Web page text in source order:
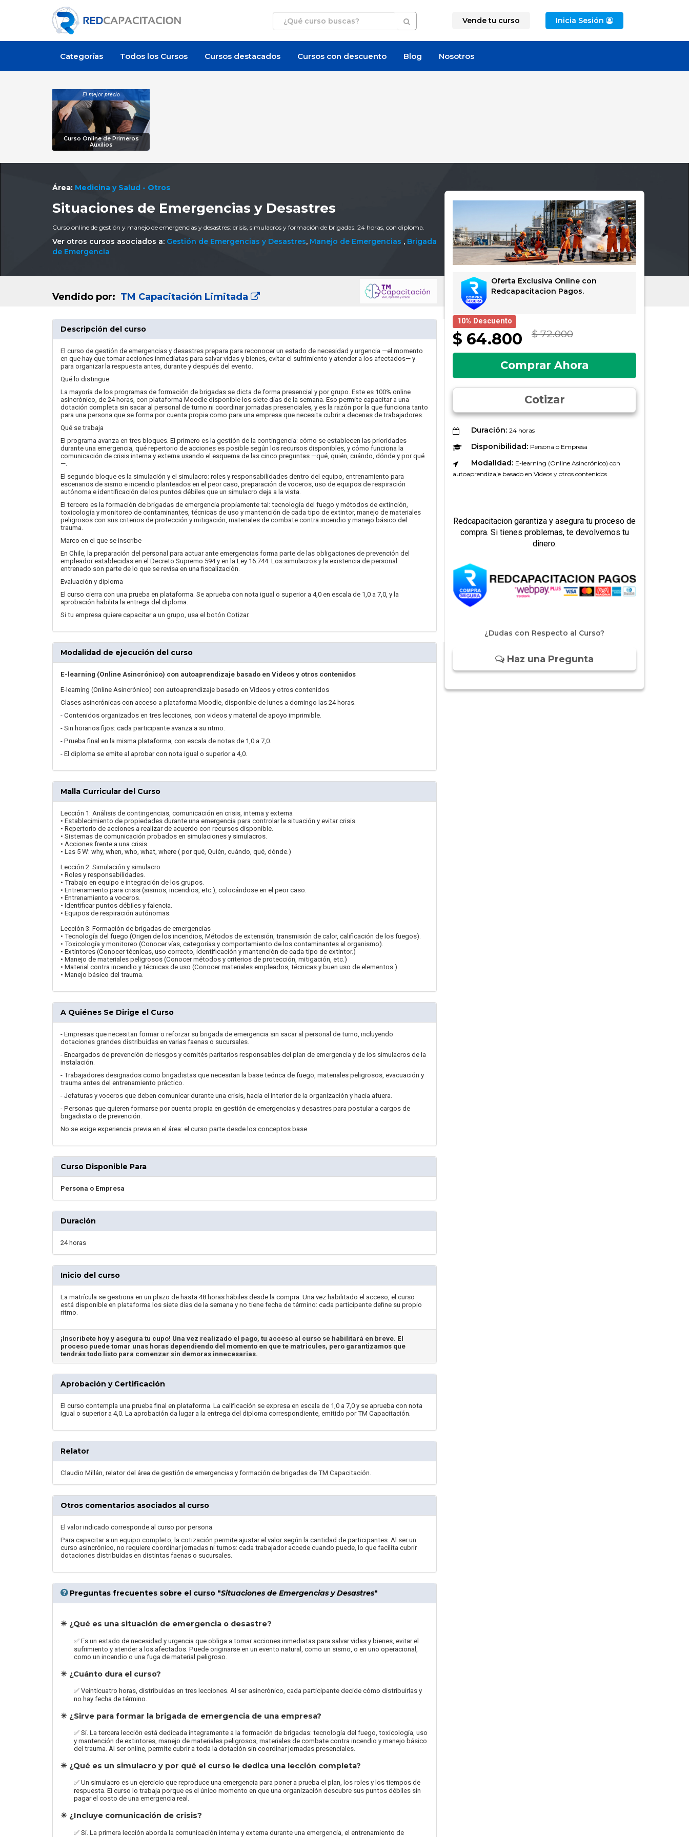
Vende tu curso Inicia Sesión
Categorías Todos los Cursos Cursos destacados Cursos con descuento Blog Nosotros
El mejor precio
Curso Online de Primeros
Auxilios
Área: Medicina y Salud - Otros
Situaciones de Emergencias y Desastres
Curso online de gestión y manejo de emergencias y desastres: crisis, simulacros y formación de brigadas. 24 horas, con diploma.
Ver otros cursos asociados a: Gestión de Emergencias y Desastres, Manejo de Emergencias , Brigada
de Emergencia
Vendido por: TM Capacitación Limitada
Oferta Exclusiva Online con
Redcapacitacion Pagos.
10% Descuento
$ 64.800 $ 72.000
Comprar Ahora
Cotizar
Duración: 24 horas
Disponibilidad: Persona o Empresa
Modalidad: E-learning (Online Asincrónico) con
autoaprendizaje basado en Videos y otros contenidos
Redcapacitacion garantiza y asegura tu proceso de
compra. Si tienes problemas, te devolvemos tu
dinero.
¿Dudas con Respecto al Curso?
Haz una Pregunta
Descripción del curso
El curso de gestión de emergencias y desastres prepara para reconocer un estado de necesidad y urgencia —el momento
en que hay que tomar acciones inmediatas para salvar vidas y bienes, evitar el sufrimiento y atender a los afectados— y
para organizar la respuesta antes, durante y después del evento.
Qué lo distingue
La mayoría de los programas de formación de brigadas se dicta de forma presencial y por grupo. Este es 100% online
asincrónico, de 24 horas, con plataforma Moodle disponible los siete días de la semana. Eso permite capacitar a una
dotación completa sin sacar al personal de turno ni coordinar jornadas presenciales, y es la razón por la que funciona tanto
para una persona que se forma por cuenta propia como para una empresa que necesita cubrir a decenas de trabajadores.
Qué se trabaja
El programa avanza en tres bloques. El primero es la gestión de la contingencia: cómo se establecen las prioridades
durante una emergencia, qué repertorio de acciones es posible según los recursos disponibles, y cómo funciona la
comunicación de crisis interna y externa usando el esquema de las cinco preguntas —qué, quién, cuándo, dónde y por qué
—.
El segundo bloque es la simulación y el simulacro: roles y responsabilidades dentro del equipo, entrenamiento para
escenarios de sismo e incendio planteados en el peor caso, preparación de voceros, uso de equipos de respiración
autónoma e identificación de los puntos débiles que un simulacro deja a la vista.
El tercero es la formación de brigadas de emergencia propiamente tal: tecnología del fuego y métodos de extinción,
toxicología y monitoreo de contaminantes, técnicas de uso y mantención de cada tipo de extintor, manejo de materiales
peligrosos con sus criterios de protección y mitigación, materiales de combate contra incendio y manejo básico del
trauma.
Marco en el que se inscribe
En Chile, la preparación del personal para actuar ante emergencias forma parte de las obligaciones de prevención del
empleador establecidas en el Decreto Supremo 594 y en la Ley 16.744. Los simulacros y la existencia de personal
entrenado son parte de lo que se revisa en una fiscalización.
Evaluación y diploma
El curso cierra con una prueba en plataforma. Se aprueba con nota igual o superior a 4,0 en escala de 1,0 a 7,0, y la
aprobación habilita la entrega del diploma.
Si tu empresa quiere capacitar a un grupo, usa el botón Cotizar.
Modalidad de ejecución del curso
E-learning (Online Asincrónico) con autoaprendizaje basado en Videos y otros contenidos
E-learning (Online Asincrónico) con autoaprendizaje basado en Videos y otros contenidos
Clases asincrónicas con acceso a plataforma Moodle, disponible de lunes a domingo las 24 horas.
- Contenidos organizados en tres lecciones, con videos y material de apoyo imprimible.
- Sin horarios fijos: cada participante avanza a su ritmo.
- Prueba final en la misma plataforma, con escala de notas de 1,0 a 7,0.
- El diploma se emite al aprobar con nota igual o superior a 4,0.
Malla Curricular del Curso
Lección 1: Análisis de contingencias, comunicación en crisis, interna y externa
• Establecimiento de propiedades durante una emergencia para controlar la situación y evitar crisis.
• Repertorio de acciones a realizar de acuerdo con recursos disponible.
• Sistemas de comunicación probados en simulaciones y simulacros.
• Acciones frente a una crisis.
• Las 5 W: why, when, who, what, where ( por qué, Quién, cuándo, qué, dónde.)
Lección 2: Simulación y simulacro
• Roles y responsabilidades.
• Trabajo en equipo e integración de los grupos.
• Entrenamiento para crisis (sismos, incendios, etc.), colocándose en el peor caso.
• Entrenamiento a voceros.
• Identificar puntos débiles y falencia.
• Equipos de respiración autónomas.
Lección 3: Formación de brigadas de emergencias
• Tecnología del fuego (Origen de los incendios, Métodos de extensión, transmisión de calor, calificación de los fuegos).
• Toxicología y monitoreo (Conocer vías, categorías y comportamiento de los contaminantes al organismo).
• Extintores (Conocer técnicas, uso correcto, identificación y mantención de cada tipo de extintor.)
• Manejo de materiales peligrosos (Conocer métodos y criterios de protección, mitigación, etc.)
• Material contra incendio y técnicas de uso (Conocer materiales empleados, técnicas y buen uso de elementos.)
• Manejo básico del trauma.
A Quiénes Se Dirige el Curso
- Empresas que necesitan formar o reforzar su brigada de emergencia sin sacar al personal de turno, incluyendo
dotaciones grandes distribuidas en varias faenas o sucursales.
- Encargados de prevención de riesgos y comités paritarios responsables del plan de emergencia y de los simulacros de la
instalación.
- Trabajadores designados como brigadistas que necesitan la base teórica de fuego, materiales peligrosos, evacuación y
trauma antes del entrenamiento práctico.
- Jefaturas y voceros que deben comunicar durante una crisis, hacia el interior de la organización y hacia afuera.
- Personas que quieren formarse por cuenta propia en gestión de emergencias y desastres para postular a cargos de
brigadista o de prevención.
No se exige experiencia previa en el área: el curso parte desde los conceptos base.
Curso Disponible Para
Persona o Empresa
Duración
24 horas
Inicio del curso
La matrícula se gestiona en un plazo de hasta 48 horas hábiles desde la compra. Una vez habilitado el acceso, el curso
está disponible en plataforma los siete días de la semana y no tiene fecha de término: cada participante define su propio
ritmo.
¡Inscríbete hoy y asegura tu cupo! Una vez realizado el pago, tu acceso al curso se habilitará en breve. El
proceso puede tomar unas horas dependiendo del momento en que te matricules, pero garantizamos que
tendrás todo listo para comenzar sin demoras innecesarias.
Aprobación y Certificación
El curso contempla una prueba final en plataforma. La calificación se expresa en escala de 1,0 a 7,0 y se aprueba con nota
igual o superior a 4,0. La aprobación da lugar a la entrega del diploma correspondiente, emitido por TM Capacitación.
Relator
Claudio Millán, relator del área de gestión de emergencias y formación de brigadas de TM Capacitación.
Otros comentarios asociados al curso
El valor indicado corresponde al curso por persona.
Para capacitar a un equipo completo, la cotización permite ajustar el valor según la cantidad de participantes. Al ser un
curso asincrónico, no requiere coordinar jornadas ni turnos: cada trabajador accede cuando puede, lo que facilita cubrir
dotaciones distribuidas en distintas faenas o sucursales.
Preguntas frecuentes sobre el curso "Situaciones de Emergencias y Desastres"
✴️ ¿Qué es una situación de emergencia o desastre?
✅ Es un estado de necesidad y urgencia que obliga a tomar acciones inmediatas para salvar vidas y bienes, evitar el
sufrimiento y atender a los afectados. Puede originarse en un evento natural, como un sismo, o en uno operacional,
como un incendio o una fuga de material peligroso.
✴️ ¿Cuánto dura el curso?
✅ Veinticuatro horas, distribuidas en tres lecciones. Al ser asincrónico, cada participante decide cómo distribuirlas y
no hay fecha de término.
✴️ ¿Sirve para formar la brigada de emergencia de una empresa?
✅ Sí. La tercera lección está dedicada íntegramente a la formación de brigadas: tecnología del fuego, toxicología, uso
y mantención de extintores, manejo de materiales peligrosos, materiales de combate contra incendio y manejo básico
del trauma. Al ser online, permite cubrir a toda la dotación sin coordinar jornadas presenciales.
✴️ ¿Qué es un simulacro y por qué el curso le dedica una lección completa?
✅ Un simulacro es un ejercicio que reproduce una emergencia para poner a prueba el plan, los roles y los tiempos de
respuesta. El curso lo trabaja porque es el único momento en que una organización descubre sus puntos débiles sin
pagar el costo de una emergencia real.
✴️ ¿Incluye comunicación de crisis?
✅ Sí. La primera lección aborda la comunicación interna y externa durante una emergencia, el entrenamiento de